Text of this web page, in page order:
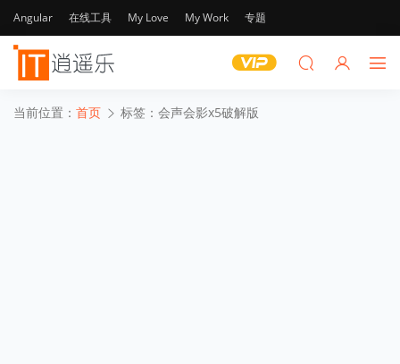
Angular 在线工具 My Love My Work 专题
当前位置： 首页 标签：会声会影x5破解版